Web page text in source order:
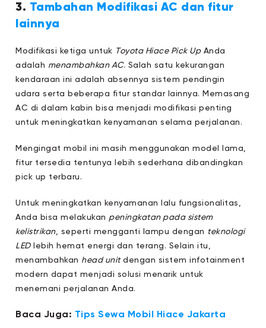
3. Tambahan Modifikasi AC dan fitur
lainnya
Modifikasi ketiga untuk Toyota Hiace Pick UpAnda
adalah menambahkan AC. Salah satu kekurangan
kendaraan ini adalah absennya sistem pendingin
udara serta beberapa fitur standar lainnya. Memasang
AC di dalam kabin bisa menjadi modifikasi penting
untuk meningkatkan kenyamanan selama perjalanan.
Mengingat mobil ini masih menggunakan model lama,
fitur tersedia tentunya lebih sederhana dibandingkan
pick up terbaru.
Untuk meningkatkan kenyamanan lalu fungsionalitas,
Anda bisa melakukan peningkatan pada sistem
kelistrikan, seperti mengganti lampu dengan teknologi
LEDlebih hemat energi dan terang. Selain itu,
menambahkan head unitdengan sistem infotainment
modern dapat menjadi solusi menarik untuk
menemani perjalanan Anda.
Baca Juga: Tips Sewa Mobil Hiace Jakarta